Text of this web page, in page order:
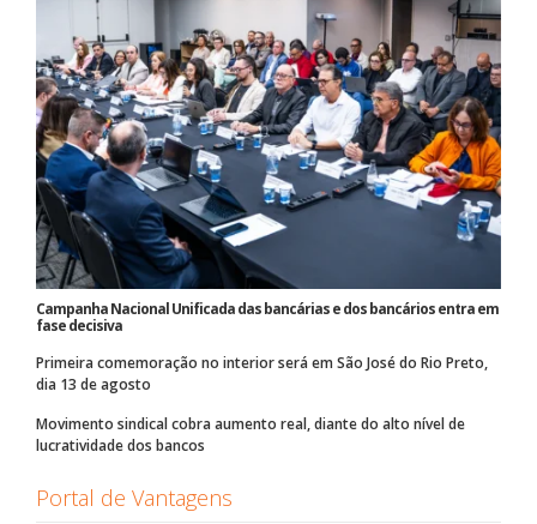
Campanha Nacional Unificada das bancárias e dos bancários entra em
fase decisiva
Primeira comemoração no interior será em São José do Rio Preto,
dia 13 de agosto
Movimento sindical cobra aumento real, diante do alto nível de
lucratividade dos bancos
Portal de Vantagens